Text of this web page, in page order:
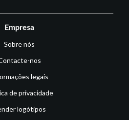
Empresa
Sobre nós
nos
legais
de privacidade
logótipos